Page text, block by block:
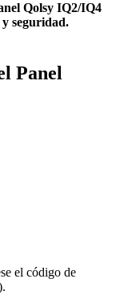
Qolsy IQ2/IQ4
seguridad.
Panel
el código de